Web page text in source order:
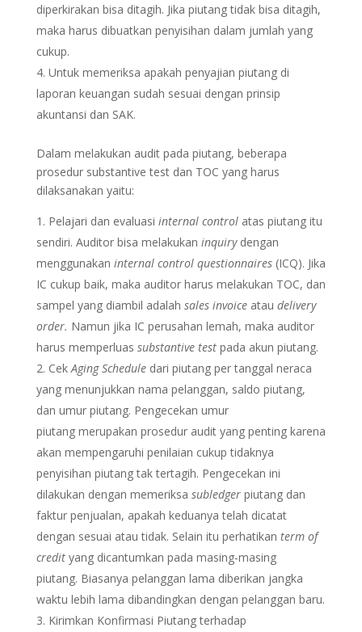
diperkirakan bisa ditagih. Jika piutang tidak bisa ditagih,
maka harus dibuatkan penyisihan dalam jumlah yang
cukup.
Untuk memeriksa apakah penyajian piutang di
laporan keuangan sudah sesuai dengan prinsip
akuntansi dan SAK.
Dalam melakukan audit pada piutang, beberapa
prosedur substantive test dan TOC yang harus
dilaksanakan yaitu:
Pelajari dan evaluasi internal control atas piutang itu
sendiri. Auditor bisa melakukan inquiry dengan
menggunakan internal control questionnaires (ICQ). Jika
IC cukup baik, maka auditor harus melakukan TOC, dan
sampel yang diambil adalah sales invoice atau delivery
order. Namun jika IC perusahan lemah, maka auditor
harus memperluas substantive test pada akun piutang.
CekAging Schedule dari piutang per tanggal neraca
yang menunjukkan nama pelanggan, saldo piutang,
dan umur piutang. Pengecekan umur
piutang merupakan prosedur audit yang penting karena
akan mempengaruhi penilaian cukup tidaknya
penyisihan piutang tak tertagih. Pengecekan ini
dilakukan dengan memeriksa subledger piutang dan
faktur penjualan, apakah keduanya telah dicatat
dengan sesuai atau tidak. Selain itu perhatikan term of
credityang dicantumkan pada masing-masing
piutang. Biasanya pelanggan lama diberikan jangka
waktu lebih lama dibandingkan dengan pelanggan baru.
Kirimkan Konfirmasi Piutang terhadap